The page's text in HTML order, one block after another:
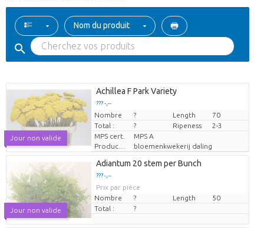
Nom du produit
Jour non valide
Achillea F Park Variety
??? -,--
Prix par pièce
Nombre ? Length
70
Total :
? Ripeness
2-3
MPS cert.
MPS A
Producteur
bloemenkwekerij daling
Jour non valide
Adiantum 20 stem per Bunch
??? -,--
Prix par pièce
Nombre
? Length
50
Total :
?